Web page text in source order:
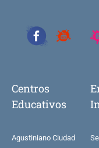
Centros
Educativos
Agustiniano Ciudad